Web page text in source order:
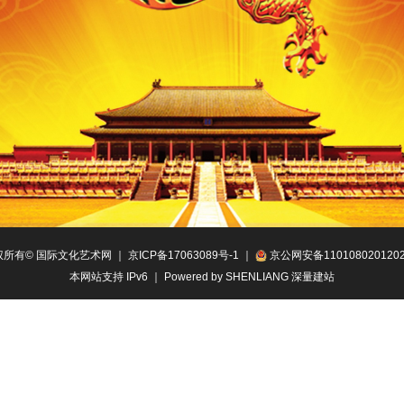
所有© 国际文化艺术网 ｜ 京ICP备17063089号-1
京公网安备
本网站支持 IPv6 ｜
Powered by SHENLIANG 深量建站